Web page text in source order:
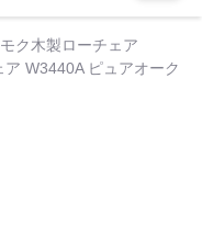
ク木製ローチェア
W3440A ピュアオーク